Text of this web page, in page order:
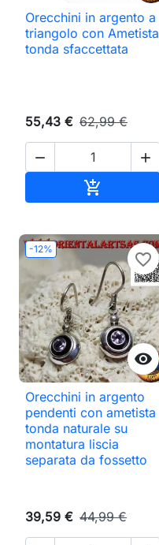
Orecchini in argento a
triangolo con Ametista
tonda sfaccettata
55,43 € 62,99 €
 

-12%

favorite_border
Orecchini in argento
pendenti con ametista
tonda naturale su
montatura liscia
separata da fossetto
39,59 € 44,99 €